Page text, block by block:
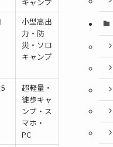
小型高出
力・防
災・ソロ
キャンプ
超軽量・
徒歩キャ
ンプ・ス
マホ・
PC